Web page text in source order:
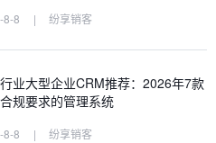
8-8 | 纷享销客
业大型企业CRM推荐：2026年7款
规要求的管理系统
8-8 | 纷享销客